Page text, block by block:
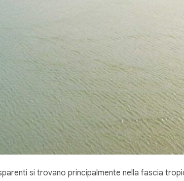
si trovano principalmente nella fascia